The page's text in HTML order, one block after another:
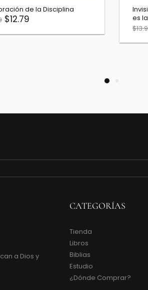
Biblia del Oso 1569 - Edición de
lujo- 450 Aniversario
a Dios y
CATEGORÍAS
Tienda
Libros
Biblias
Estudio
¿Dónde Comprar?